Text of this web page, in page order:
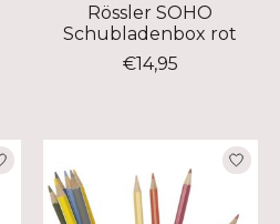
Rössler SOHO
Schubladenbox rot
€14,95